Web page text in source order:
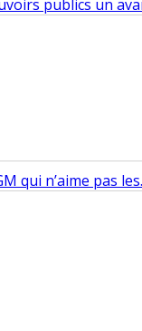
publics un
qui n’aime pas